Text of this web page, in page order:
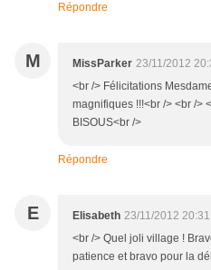
Répondre
M MissParker 23/11/2012
<br /> Félicitations
magnifiques !!!<br /> <br />
BISOUS<br />
Répondre
E Elisabeth 23/11/2012 20:31
<br /> Quel joli village !
patience et bravo pour la